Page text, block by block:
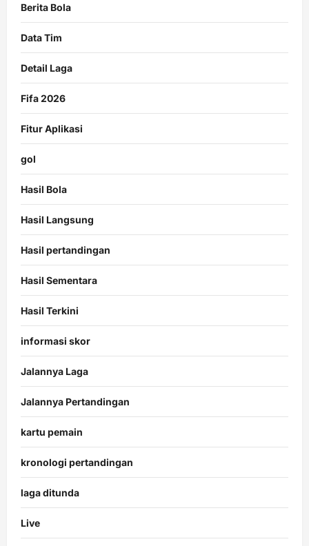
Berita Bola
Data Tim
Detail Laga
Fifa 2026
Fitur Aplikasi
gol
Hasil Bola
Hasil Langsung
Hasil pertandingan
Hasil Sementara
Hasil Terkini
informasi skor
Jalannya Laga
Jalannya Pertandingan
kartu pemain
kronologi pertandingan
laga ditunda
Live